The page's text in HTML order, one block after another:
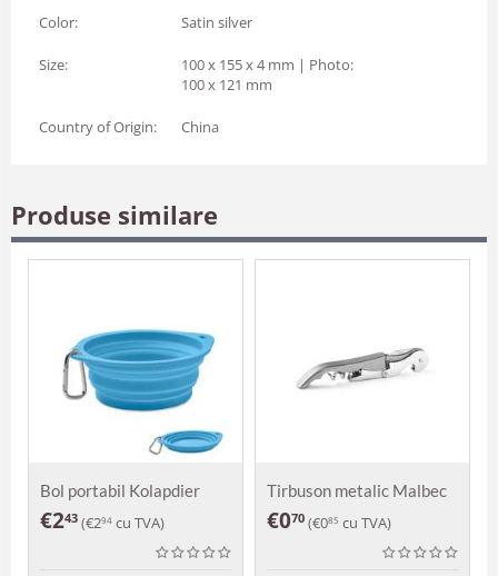
Color: Satin silver
Size:
100 x 155 x 4 mm | Photo:
100 x 121 mm
Country of Origin: China
Produse similare
Bol portabil Kolapdier
€243 (€294 cu TVA)
Tirbuson metalic Malbec
€070 (€085 cu TVA)